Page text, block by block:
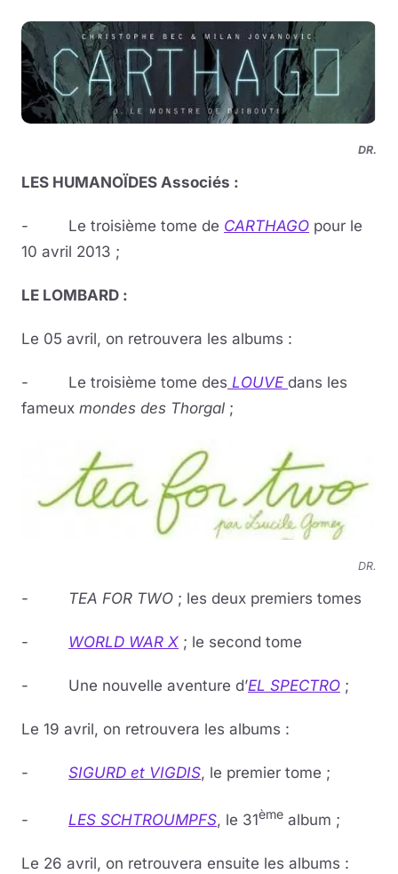
DR.
LES HUMANOÏDES Associés :
- Le troisième tome de CARTHAGO pour le
10 avril 2013 ;
LE LOMBARD :
Le 05 avril, on retrouvera les albums :
- Le troisième tome des LOUVE dans les
fameux mondes des Thorgal ;
DR.
- TEA FOR TWO ; les deux premiers tomes
- WORLD WAR X ; le second tome
- Une nouvelle aventure d’EL SPECTRO ;
Le 19 avril, on retrouvera les albums :
- SIGURD et VIGDIS, le premier tome ;
- LES SCHTROUMPFS, le 31ème album ;
Le 26 avril, on retrouvera ensuite les albums :